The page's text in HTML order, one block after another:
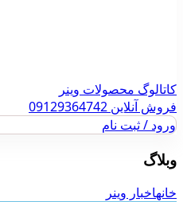
کاتالوگ محصولات وینر
فروش آنلاین 09129364742
ورود / ثبت نام
وبلاگ
خانهاخبار وینر